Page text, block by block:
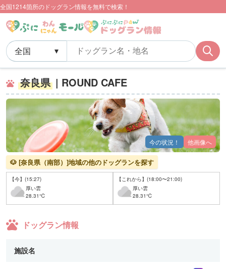
全国1214箇所のドッグラン情報を無料で検索！
奈良県 | ROUND CAFE
今の状況！ 他画像へ
🐶 [奈良県（南部）]地域の他のドッグランを探す
【今】(15:27)
厚い雲
28.31℃
【これから】(18:00〜21:00)
厚い雲
28.31℃
ドッグラン情報
施設名